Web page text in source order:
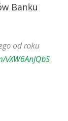
Banku
od roku